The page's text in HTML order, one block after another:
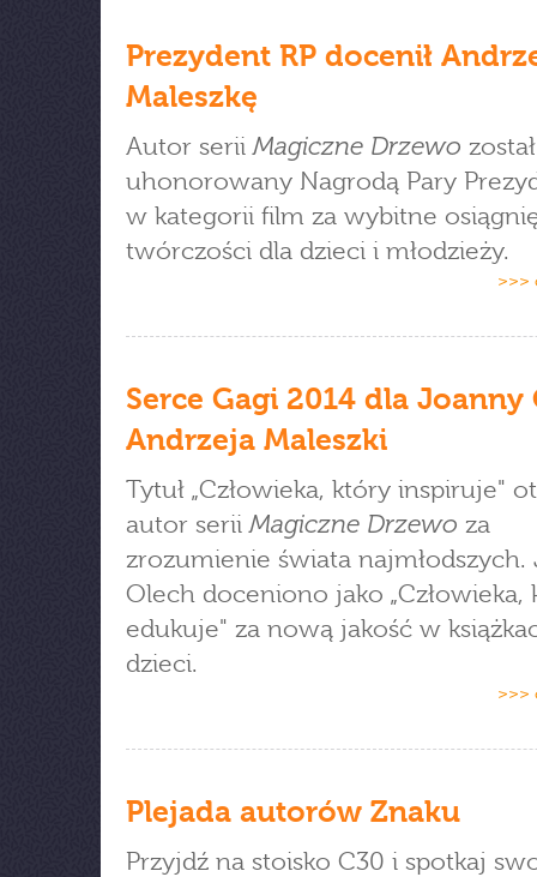
Prezydent RP docenił
Maleszkę
Autor seriiMagiczne Drzewo został
uhonorowany Nagrodą Pary
w kategorii film za wybitne
twórczości dla dzieci i młodzieży.
>>>
Serce Gagi 2014 dla Joanny
Andrzeja Maleszki
Tytuł „Człowieka, który inspiruje"
autor seriiMagiczne Drzewo za
zrozumienie świata najmłodszych.
Olech doceniono jako „Człowieka,
edukuje" za nową jakość w
dzieci.
>>>
Plejada autorów Znaku
Przyjdź na stoisko C30 i spotkaj